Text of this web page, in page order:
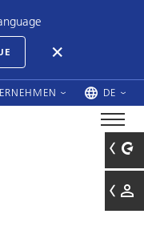
DE